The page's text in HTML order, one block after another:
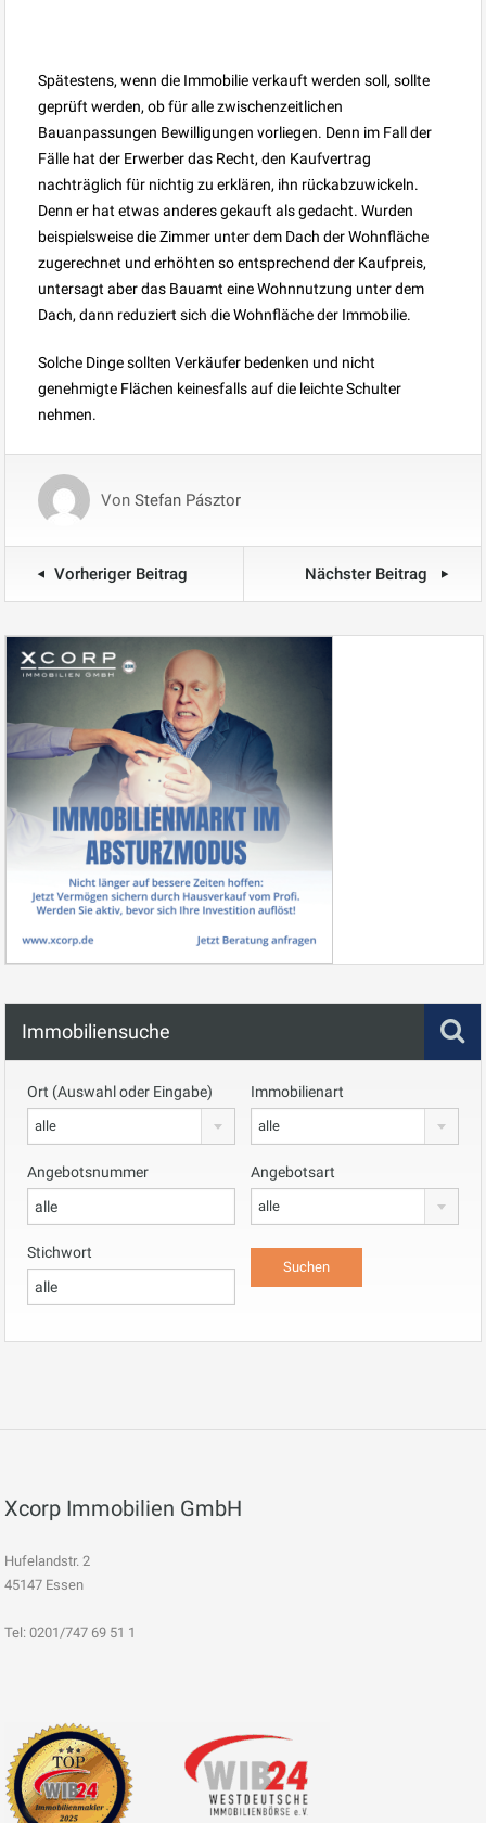
Spätestens, wenn die Immobilie verkauft werden soll, sollte
geprüft werden, ob für alle zwischenzeitlichen
Bauanpassungen Bewilligungen vorliegen. Denn im Fall der
Fälle hat der Erwerber das Recht, den Kaufvertrag
nachträglich für nichtig zu erklären, ihn rückabzuwickeln.
Denn er hat etwas anderes gekauft als gedacht. Wurden
beispielsweise die Zimmer unter dem Dach der Wohnfläche
zugerechnet und erhöhten so entsprechend der Kaufpreis,
untersagt aber das Bauamt eine Wohnnutzung unter dem
Dach, dann reduziert sich die Wohnfläche der Immobilie.
Solche Dinge sollten Verkäufer bedenken und nicht
genehmigte Flächen keinesfalls auf die leichte Schulter
nehmen.
Von Stefan Pásztor
Vorheriger Beitrag Nächster Beitrag
Immobiliensuche
Ort (Auswahl oder Eingabe)
alle
Immobilienart
alle
Angebotsnummer Angebotsart
alle
Stichwort
Xcorp Immobilien GmbH
Hufelandstr. 2
45147 Essen
Tel: 0201/747 69 51 1